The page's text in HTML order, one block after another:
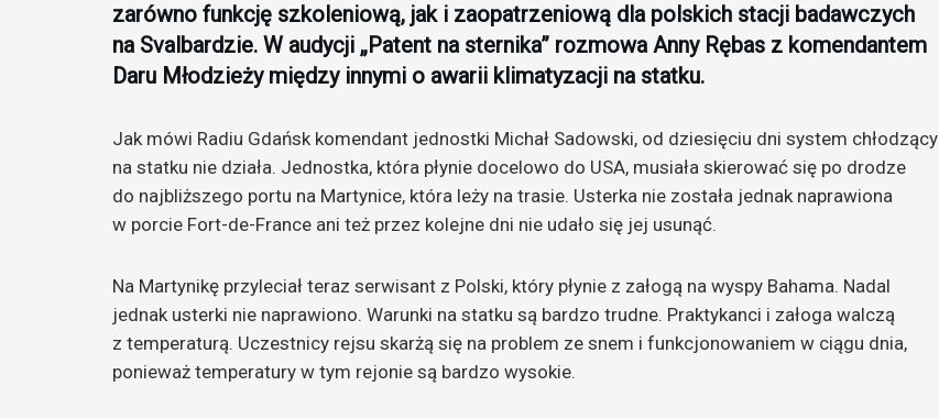
zarówno funkcję szkoleniową, jak i zaopatrzeniową dla polskich stacji badawczych
na Svalbardzie. W audycji „Patent na sternika” rozmowa Anny Rębas z komendantem
Daru Młodzieży między innymi o awarii klimatyzacji na statku.
Jak mówi Radiu Gdańsk komendant jednostki Michał Sadowski, od dziesięciu dni system chłodzący
na statku nie działa. Jednostka, która płynie docelowo do USA, musiała skierować się po drodze
do najbliższego portu na Martynice, która leży na trasie. Usterka nie została jednak naprawiona
w porcie Fort-de-France ani też przez kolejne dni nie udało się jej usunąć.
Na Martynikę przyleciał teraz serwisant z Polski, który płynie z załogą na wyspy Bahama. Nadal
jednak usterki nie naprawiono. Warunki na statku są bardzo trudne. Praktykanci i załoga walczą
z temperaturą. Uczestnicy rejsu skarżą się na problem ze snem i funkcjonowaniem w ciągu dnia,
ponieważ temperatury w tym rejonie są bardzo wysokie.